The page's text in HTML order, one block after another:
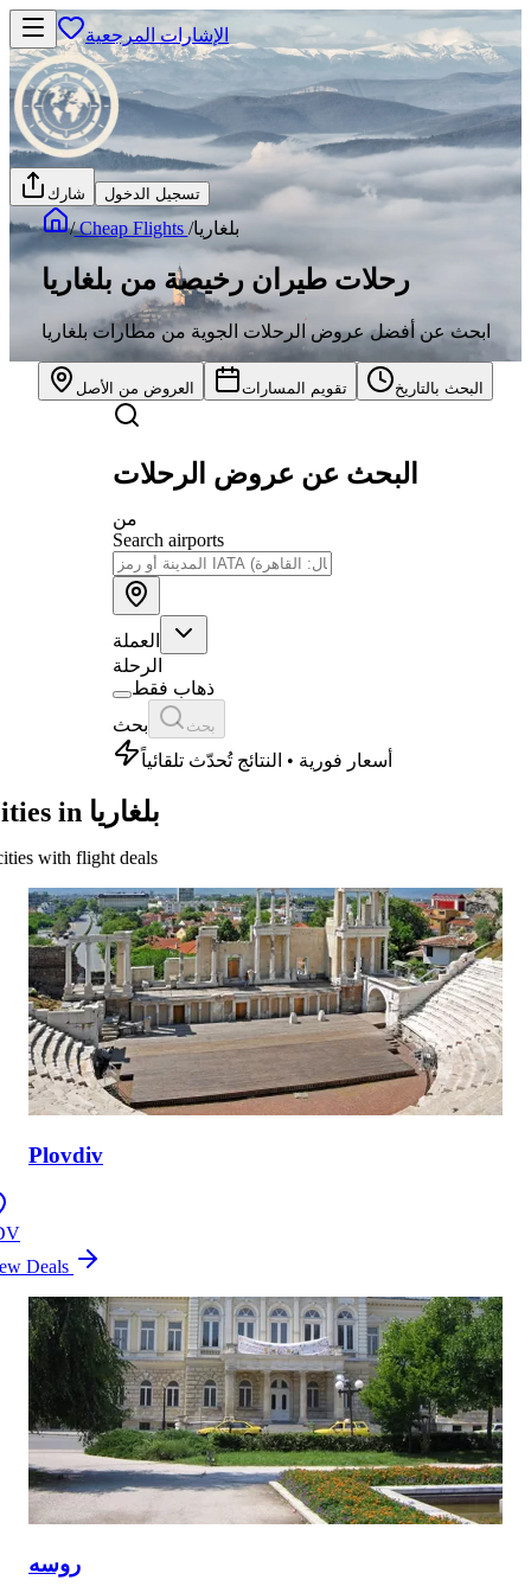
الإشارات المرجعية
شارك تسجيل الدخول
/Cheap Flights /بلغاريا
رحلات طيران رخيصة من بلغاريا
ابحث عن أفضل عروض الرحلات الجوية من مطارات بلغاريا
العروض من الأصل تقويم المسارات البحث بالتاريخ
البحث عن عروض الرحلات
من
Search airports
العملة
الرحلة
ذهاب فقط
بحث
بحث
أسعار فورية • النتائج تُحدّث تلقائياً
Cities in بلغاريا
with flight deals
Plovdiv
Deals
روسه